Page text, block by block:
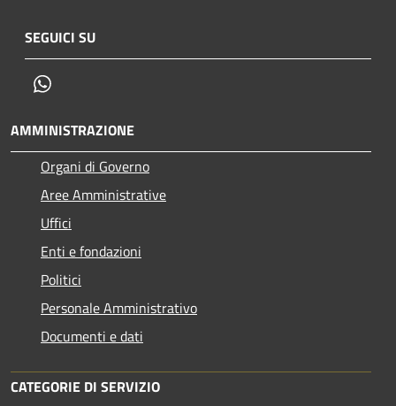
SEGUICI SU
AMMINISTRAZIONE
Organi di Governo
Aree Amministrative
Uffici
Enti e fondazioni
Politici
Personale Amministrativo
Documenti e dati
CATEGORIE DI SERVIZIO